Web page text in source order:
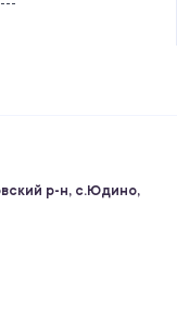
р-н, с.Юдино,